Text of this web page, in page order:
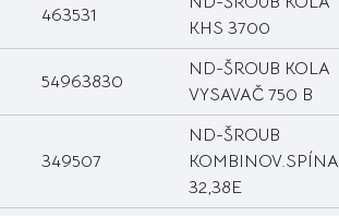
463531
KHS 3700
54963830
ND-ŠROUB KOLA
VYSAVAČ 750 B
349507
ND-ŠROUB
32,38E